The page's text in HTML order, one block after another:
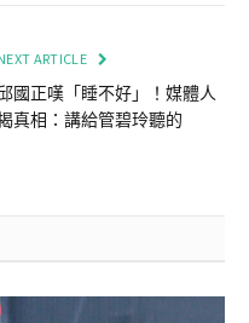
ARTICLE
國正嘆「睡不好」！媒體人
真相：講給管碧玲聽的